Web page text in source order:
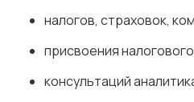
налогов, страховок,
присвоения
консультаций